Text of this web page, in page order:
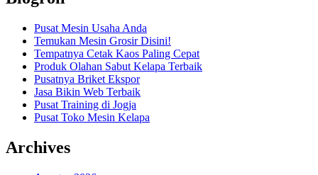
Pusat Mesin Usaha Anda
Temukan Mesin Grosir Disini!
Tempatnya Cetak Kaos Paling Cepat
Produk Olahan Sabut Kelapa Terbaik
Pusatnya Briket Ekspor
Jasa Bikin Web Terbaik
Pusat Training di Jogja
Pusat Toko Mesin Kelapa
Archives